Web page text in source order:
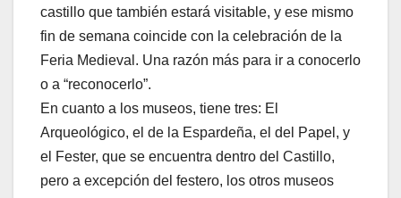
castillo que también estará visitable, y ese mismo
fin de semana coincide con la celebración de la
Feria Medieval. Una razón más para ir a conocerlo
o a “reconocerlo”.
En cuanto a los museos, tiene tres: El
Arqueológico, el de la Espardeña, el del Papel, y
el Fester, que se encuentra dentro del Castillo,
pero a excepción del festero, los otros museos